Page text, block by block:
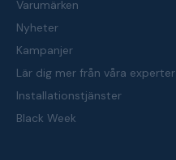
Varumärken
Nyheter
Kampanjer
Lär dig mer från våra experter
Installationstjänster
Black Week